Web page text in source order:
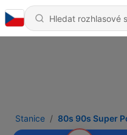
Stanice 80s 90s Super